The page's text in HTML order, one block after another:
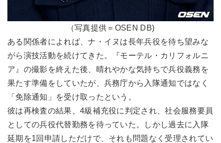
（写真提供＝OSEN DB)
ある関係者によれば、ナ・イヌは長年兵役を待ち望みな
がら演技活動を続けてきた。『モーテル・カリフォルニ
ア』の撮影を終えた後、晴れやかな気持ちで兵役義務を
果たす準備をしていたが、兵務庁から入隊通知ではなく
「免除通知」を受け取ったという。
彼は再検査の結果、4級補充役に判定され、社会服務要員
としての兵役代替勤務を待っていた。しかし過去に入隊
延期を1回申請しただけで、それも問題なく受理されてい